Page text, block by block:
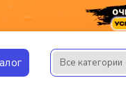
Все категории
Искать...